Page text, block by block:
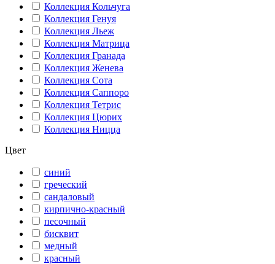
Коллекция Кольчуга
Коллекция Генуя
Коллекция Льеж
Коллекция Матрица
Коллекция Гранада
Коллекция Женева
Коллекция Сота
Коллекция Саппоро
Коллекция Тетрис
Коллекция Цюрих
Коллекция Ницца
Цвет
синий
греческий
сандаловый
кирпично-красный
песочный
бисквит
медный
красный